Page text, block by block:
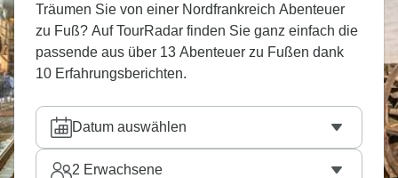
Träumen Sie von einer Nordfrankreich Abenteuer
zu Fuß? Auf TourRadar finden Sie ganz einfach die
passende aus über 13 Abenteuer zu Fußen dank
10 Erfahrungsberichten.
Datum auswählen
2 Erwachsene